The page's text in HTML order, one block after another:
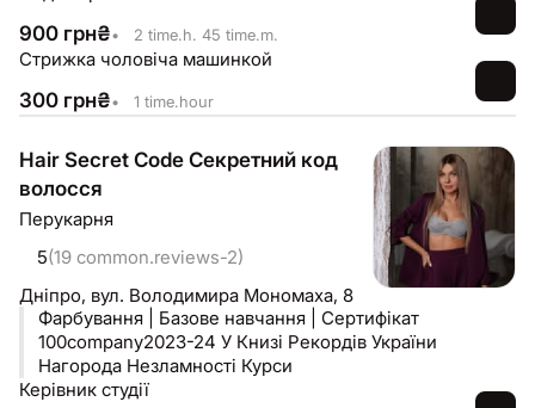
900 грн₴• 2 time.h. 45 time.m.
Стрижка чоловіча машинкой
300 грн₴• 1 time.hour
Hair Secret Code Секретний код
волосся
Перукарня
5(19 common.reviews-2)
Дніпро, вул. Володимира Мономаха, 8
Фарбування | Базове навчання | Сертифікат
100company2023-24 У Книзі Рекордів України
Нагорода Незламності Курси
Керівник студії